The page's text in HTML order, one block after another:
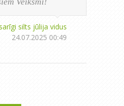
silts jūlija vidus
24.07.2025 00:49